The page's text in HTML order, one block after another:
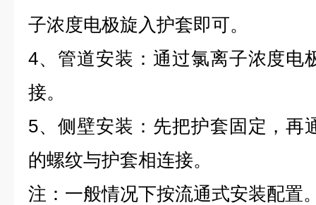
子浓度电极旋入护套即可。
4、管道安装：通过氯离子浓度电
接。
5、侧壁安装：先把护套固定，再
的螺纹与护套相连接。
注：一般情况下按流通式安装配置